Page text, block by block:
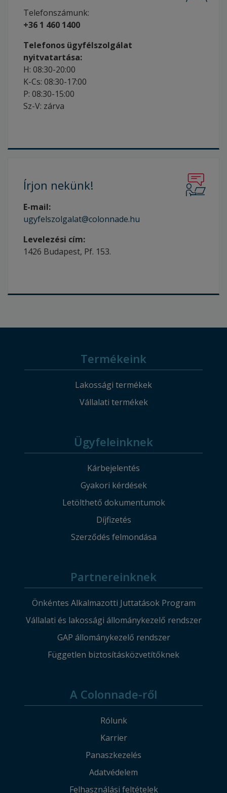
Telefonszámunk:
+36 1 460 1400
Telefonos ügyfélszolgálat
nyitvatartása:
H: 08:30-20:00
K-Cs: 08:30-17:00
P: 08:30-15:00
Sz-V: zárva
Írjon nekünk!
E-mail:
ugyfelszolgalat@colonnade.hu
Levelezési cím:
1426 Budapest, Pf. 153.
Termékeink
Lakossági termékek
Vállalati termékek
Ügyfeleinknek
Kárbejelentés
Gyakori kérdések
Letölthető dokumentumok
Díjfizetés
Szerződés felmondása
Partnereinknek
Önkéntes Alkalmazotti Juttatások Program
Vállalati és lakossági állománykezelő rendszer
GAP állománykezelő rendszer
Független biztosításközvetítőknek
A Colonnade-ről
Rólunk
Karrier
Panaszkezelés
Adatvédelem
Felhasználási feltételek